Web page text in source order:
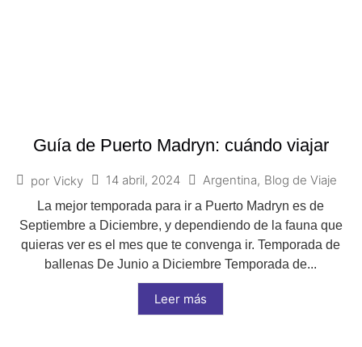
Guía de Puerto Madryn: cuándo viajar
por Vicky 14 abril, 2024 Argentina, Blog de Viaje
La mejor temporada para ir a Puerto Madryn es de
Septiembre a Diciembre, y dependiendo de la fauna que
quieras ver es el mes que te convenga ir. Temporada de
ballenas De Junio a Diciembre Temporada de...
Leer más